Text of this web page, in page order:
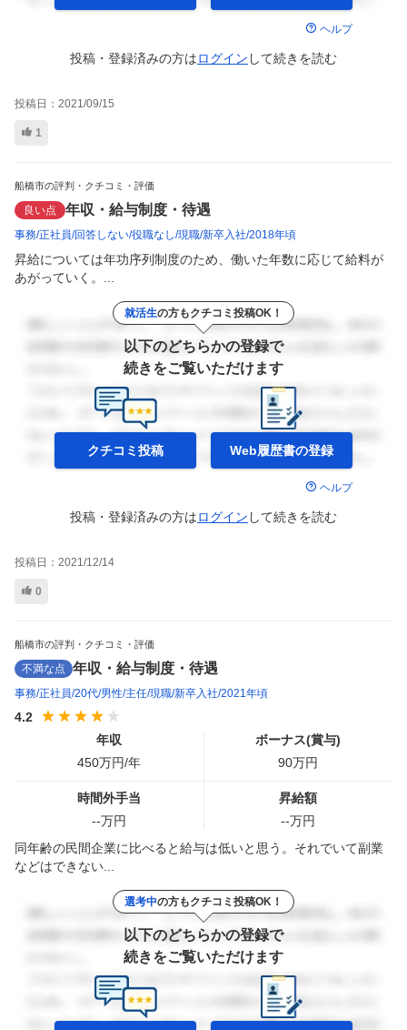
ヘルプ
投稿・登録済みの方はログイン して続きを読む
投稿日： 2021/09/15
1
船橋市の評判・クチコミ・評価
良い点 年収・給与制度・待遇
事務 正社員 回答しない 役職なし 現職 新卒入社 2018年頃
昇給については年功序列制度のため、働いた年数に応じて給料が
あがっていく。...
就活生の方もクチコミ投稿OK！
以下のどちらかの登録で
続きをご覧いただけます
クチコミ投稿 Web履歴書の登録
ヘルプ
投稿・登録済みの方はログイン して続きを読む
投稿日： 2021/12/14
0
船橋市の評判・クチコミ・評価
不満な点 年収・給与制度・待遇
事務 正社員 20代 男性 主任 現職 新卒入社 2021年頃
4.2
年収
450万円/年
ボーナス(賞与)
90万円
時間外手当
--万円
昇給額
--万円
同年齢の民間企業に比べると給与は低いと思う。それでいて副業
などはできない...
選考中の方もクチコミ投稿OK！
以下のどちらかの登録で
続きをご覧いただけます